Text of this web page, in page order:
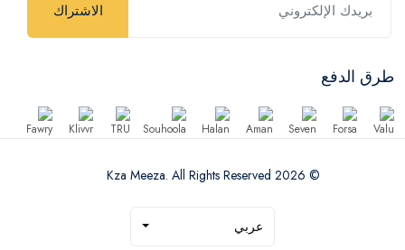
الاشتراك
طرق الدفع
© 2026 Kza Meeza. All Rights Reserved
عربي